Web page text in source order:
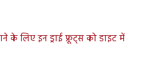
के लिए इन ड्राई फ्रूट्स को डाइट में